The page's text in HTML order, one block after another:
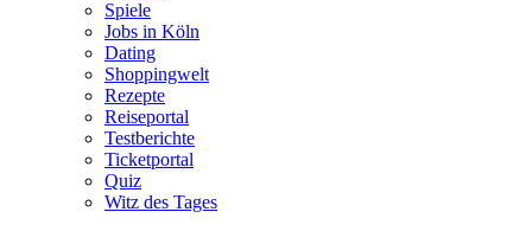
Spiele
Jobs in Köln
Dating
Shoppingwelt
Rezepte
Reiseportal
Testberichte
Ticketportal
Quiz
Witz des Tages